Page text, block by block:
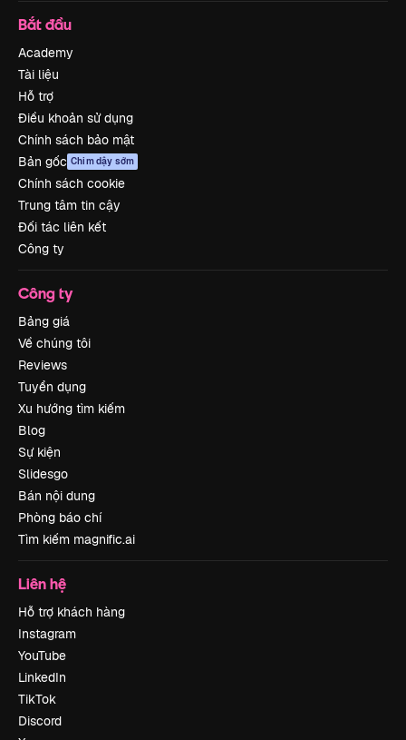
Bắt đầu
Academy
Tài liệu
Hỗ trợ
Điều khoản sử dụng
Chính sách bảo mật
Bản gốc Chim dậy sớm
Chính sách cookie
Trung tâm tin cậy
Đối tác liên kết
Công ty
Công ty
Bảng giá
Về chúng tôi
Reviews
Tuyển dụng
Xu hướng tìm kiếm
Blog
Sự kiện
Slidesgo
Bán nội dung
Phòng báo chí
Tìm kiếm magnific.ai
Liên hệ
Hỗ trợ khách hàng
Instagram
YouTube
LinkedIn
TikTok
Discord